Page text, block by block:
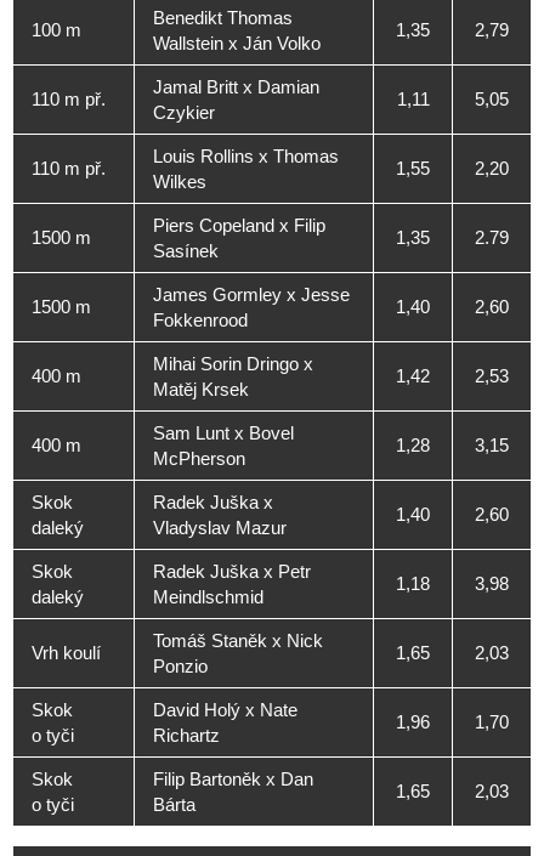
100 m
Benedikt Thomas
Wallstein x Ján Volko
1,35 2,79
110 m př.
Jamal Britt x Damian
Czykier
1,11 5,05
110 m př.
Louis Rollins x Thomas
Wilkes
1,55 2,20
1500 m
Piers Copeland x Filip
Sasínek
1,35 2.79
1500 m
James Gormley x Jesse
Fokkenrood
1,40 2,60
400 m
Mihai Sorin Dringo x
Matěj Krsek
1,42 2,53
400 m
Sam Lunt x Bovel
McPherson
1,28 3,15
Skok
daleký
Radek Juška x
Vladyslav Mazur
1,40 2,60
Skok
daleký
Radek Juška x Petr
Meindlschmid
1,18 3,98
Vrh koulí
Tomáš Staněk x Nick
Ponzio
1,65 2,03
Skok
o tyči
David Holý x Nate
Richartz
1,96 1,70
Skok
o tyči
Filip Bartoněk x Dan
Bárta
1,65 2,03